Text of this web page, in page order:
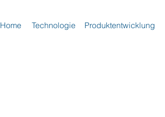
Home Technologie Produktentwicklung